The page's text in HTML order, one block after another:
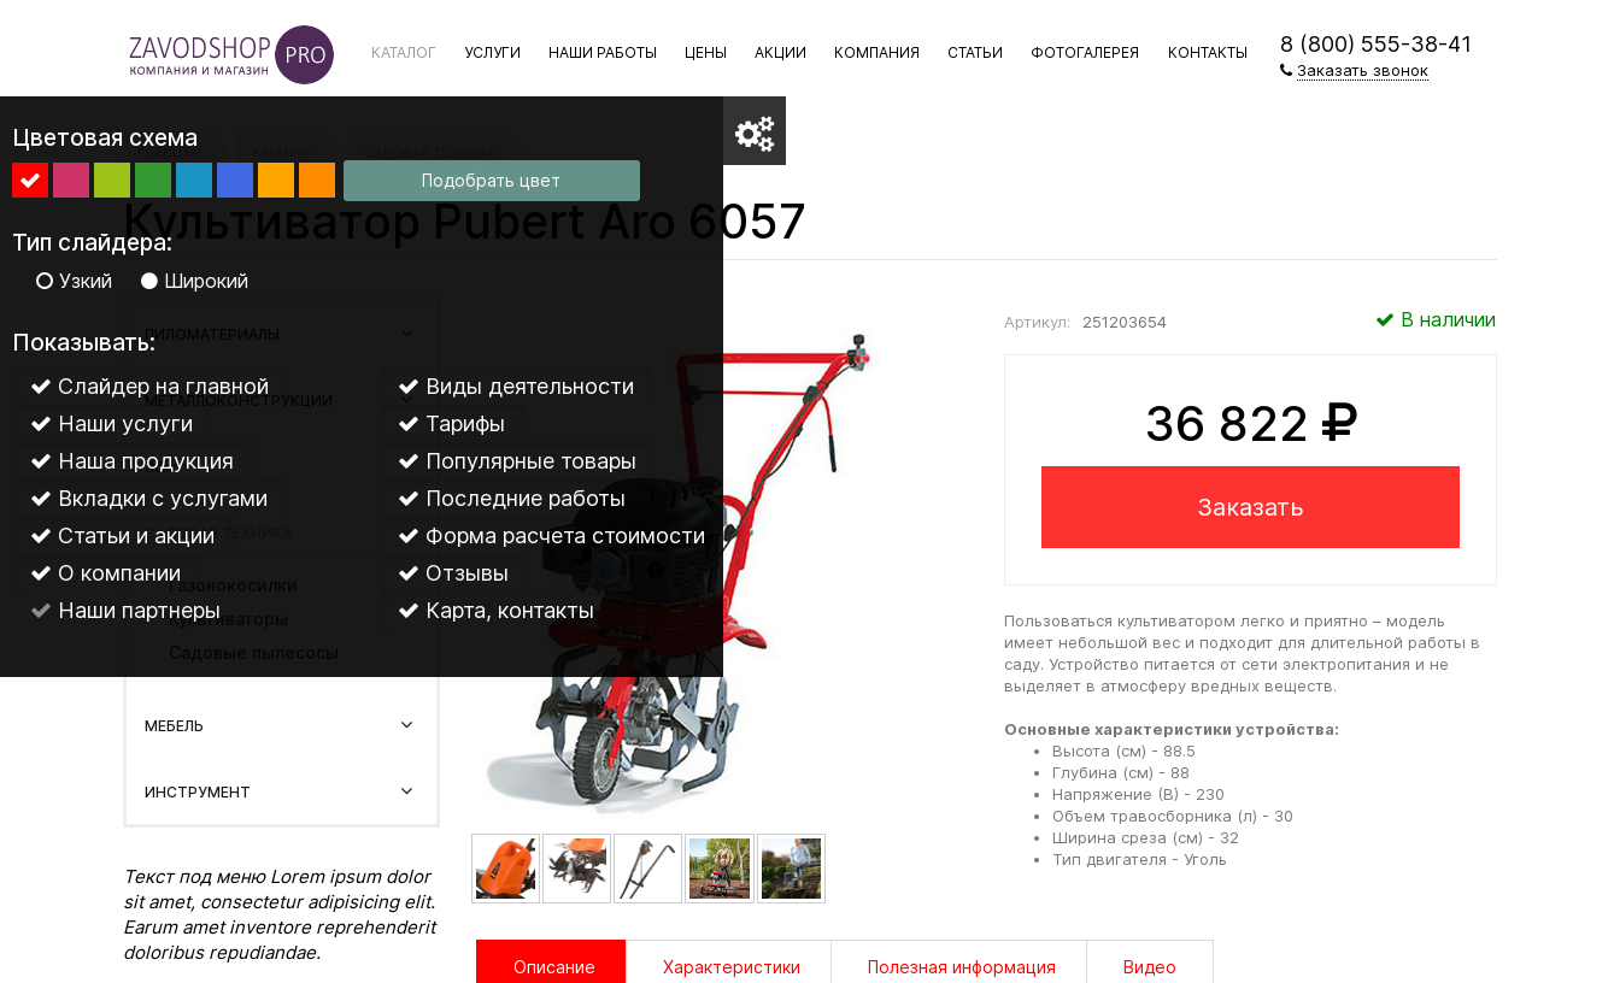
Цветовая схема
Подобрать цвет
Тип слайдера:
Узкий Широкий
Показывать:
Слайдер на главной
Виды деятельности
Наши услуги
Тарифы
Наша продукция
Популярные товары
Вкладки с услугами
Последние работы
Статьи и акции
Форма расчета стоимости
О компании
Отзывы
Наши партнеры
Карта, контакты
КАТАЛОГ УСЛУГИ НАШИ РАБОТЫ ЦЕНЫ АКЦИИ КОМПАНИЯ СТАТЬИ ФОТОГАЛЕРЕЯ КОНТАКТЫ 8 (800) 555-38-41
Заказать звонок
Культиватор Pubert Aro 6057
ПИЛОМАТЕРИАЛЫ
ЖБИ
САДОВАЯ ТЕХНИКА
Газонокосилки
Культиваторы
МЕБЕЛЬ
ИНСТРУМЕНТ
Текст под меню Lorem ipsum dolor
sit amet, consectetur adipisicing elit.
Earum amet inventore reprehenderit
doloribus repudiandae.
Артикул: 251203654 В наличии
36 822
Заказать
Пользоваться культиватором легко и приятно – модель
имеет небольшой вес и подходит для длительной работы в
саду. Устройство питается от сети электропитания и не
выделяет в атмосферу вредных веществ.
Основные характеристики устройства:
Высота (см) - 88.5
Глубина (см) - 88
Напряжение (В) - 230
Объем травосборника (л) - 30
Ширина среза (см) - 32
Тип двигателя - Уголь
Описание Характеристики Полезная информация Видео